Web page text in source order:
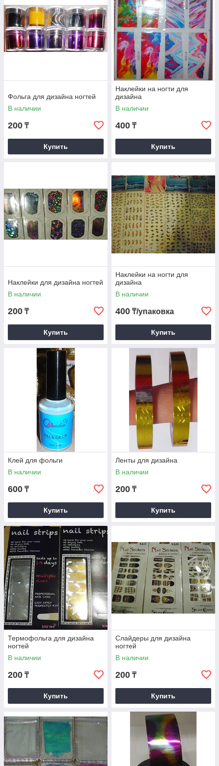
Фольга для дизайна ногтей
В наличии
200 ₸
Купить
Наклейки на ногти для
дизайна
В наличии
400 ₸
Купить
Наклейки для дизайна ногтей
В наличии
200 ₸
Купить
Наклейки на ногти для
дизайна
В наличии
400 ₸/упаковка
Купить
Клей для фольги
В наличии
600 ₸
Купить
Ленты для дизайна
В наличии
200 ₸
Купить
Термофольга для дизайна
ногтей
В наличии
200 ₸
Купить
Слайдеры для дизайна
ногтей
В наличии
200 ₸
Купить